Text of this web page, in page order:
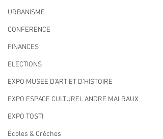
URBANISME
CONFERENCE
FINANCES
ELECTIONS
EXPO MUSEE D'ART ET D'HISTOIRE
EXPO ESPACE CULTUREL ANDRE MALRAUX
EXPO TOSTI
Écoles & Crèches